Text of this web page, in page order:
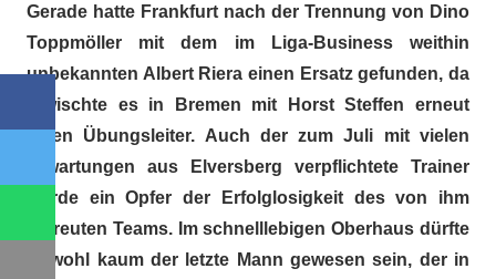
Zaremba
Gerade hatte Frankfurt nach der Trennung von Dino
Toppmöller mit dem im Liga-Business weithin
unbekannten Albert Riera einen Ersatz gefunden, da
erwischte es in Bremen mit Horst Steffen erneut
einen Übungsleiter. Auch der zum Juli mit vielen
Erwartungen aus Elversberg verpflichtete Trainer
wurde ein Opfer der Erfolglosigkeit des von ihm
betreuten Teams. Im schnelllebigen Oberhaus dürfte
er wohl kaum der letzte Mann gewesen sein, der in
Facebook
Twitter
Email